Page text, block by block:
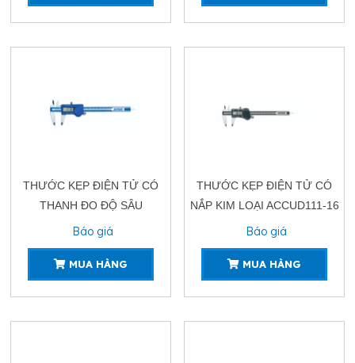
THƯỚC KẸP ĐIỆN TỬ CÓ
THANH ĐO ĐỘ SÂU
ACCUD111-12R
Báo giá
MUA HÀNG
THƯỚC KẸP ĐIỆN TỬ CÓ
NẮP KIM LOẠI ACCUD111-16
Báo giá
MUA HÀNG